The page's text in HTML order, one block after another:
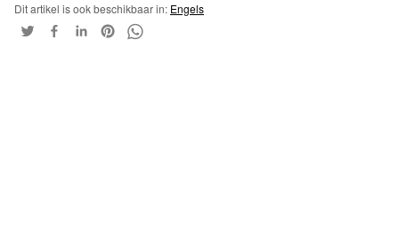
Dit artikel is ook beschikbaar in: Engels